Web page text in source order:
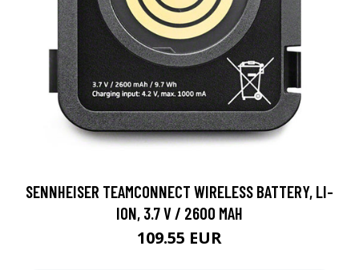
SENNHEISER TEAMCONNECT WIRELESS BATTERY, LI-
ION, 3.7 V / 2600 MAH
109.55 EUR